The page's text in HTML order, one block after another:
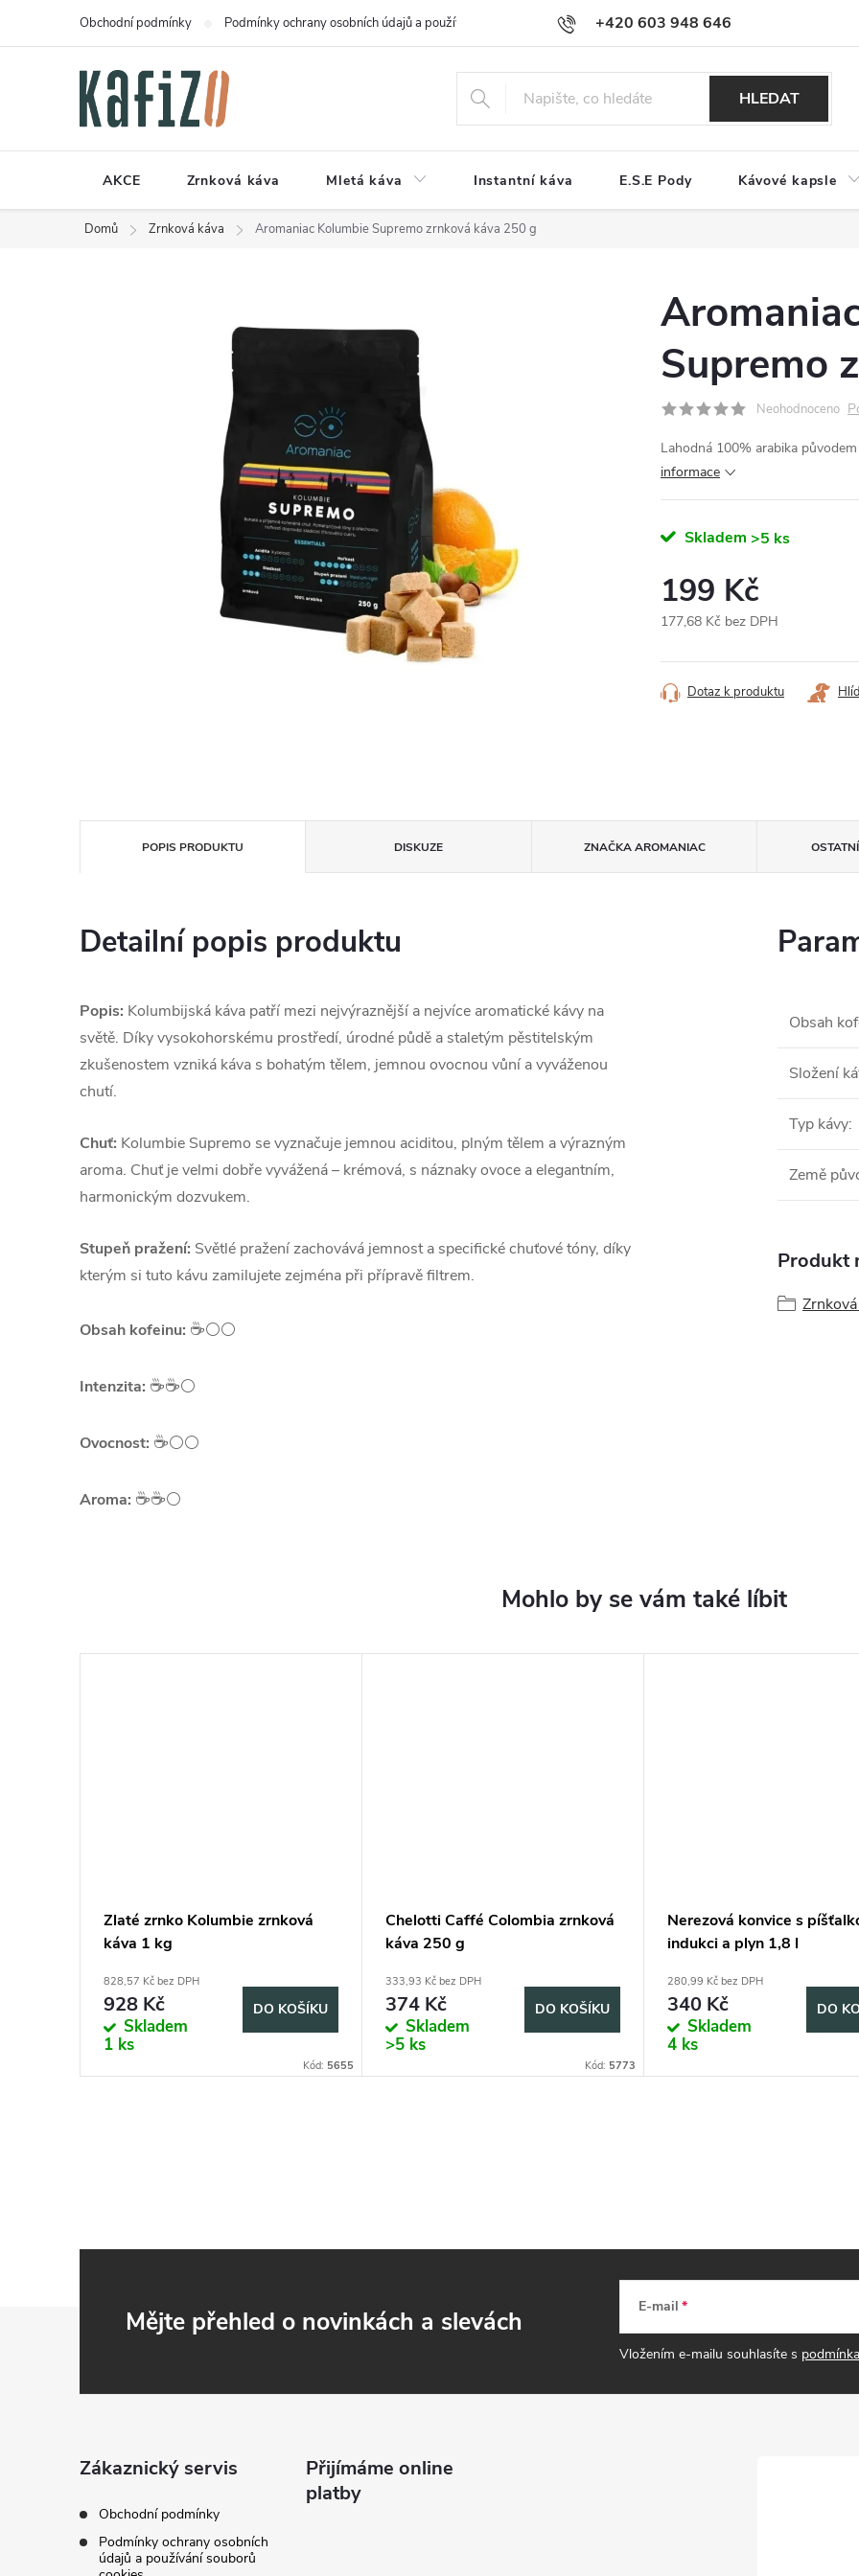
+420 603 948 646
Obchodní podmínky Podmínky ochrany osobních údajů a používání souborů cookies Reklamační řád Jak nakupovat
HLEDAT
AKCE Zrnková káva Mletá káva Instantní káva E.S.E Pody Kávové kapsle
Domů Zrnková káva Aromaniac Kolumbie Supremo zrnková káva 250 g
Supremo
Neohodnoceno
Lahodná 100% arabika
informace
Skladem >5 ks
199 Kč
177,68 Kč bez DPH
cena:
Dotaz k produktu
POPIS PRODUKTU DISKUZE ZNAČKAAROMANIAC
Detailní popis produktu
Popis: Kolumbijská káva patří mezi nejvýraznější a nejvíce aromatické kávy na
světě. Díky vysokohorskému prostředí, úrodné půdě a staletým pěstitelským
zkušenostem vzniká káva s bohatým tělem, jemnou ovocnou vůní a vyváženou
chutí.
Chuť: Kolumbie Supremo se vyznačuje jemnou aciditou, plným tělem a výrazným
aroma. Chuť je velmi dobře vyvážená – krémová, s náznaky ovoce a elegantním,
harmonickým dozvukem.
Stupeň pražení: Světlé pražení zachovává jemnost a specifické chuťové tóny, díky
kterým si tuto kávu zamilujete zejména při přípravě filtrem.
Obsah kofeinu: ☕️⚪⚪
Intenzita: ☕️☕️⚪
Ovocnost: ☕️⚪⚪
Aroma: ☕️☕️⚪
Obsah
Složení
Typ kávy:
Země
Produkt
Zlaté zrnko Kolumbie zrnková
káva 1 kg
828,57 Kč bez DPH
928 Kč
Skladem
1 ks
DO KOŠÍKU
Kód: 5655
Chelotti Caffé Colombia zrnková
káva 250 g
333,93 Kč bez DPH
374 Kč
Skladem
>5 ks
DO KOŠÍKU
Kód: 5773
Nerezová konvice s
indukci a plyn 1,8 l
280,99 Kč bez DPH
340 Kč
Skladem
4 ks
DO
Mějte přehled o novinkách a slevách E-mail
Vložením e-mailu souhlasíte s
Zákaznický servis
Obchodní podmínky
Podmínky ochrany osobních
údajů a používání souborů
Přijímáme online
platby